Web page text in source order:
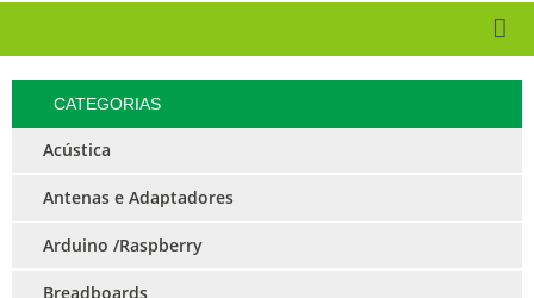
CATEGORIAS
Acústica
Antenas e Adaptadores
Arduino /Raspberry
Breadboards